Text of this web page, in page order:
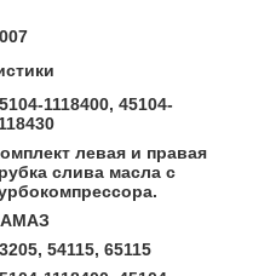
1118400, 45104-
левая и правая
слива масла с
54115, 65115